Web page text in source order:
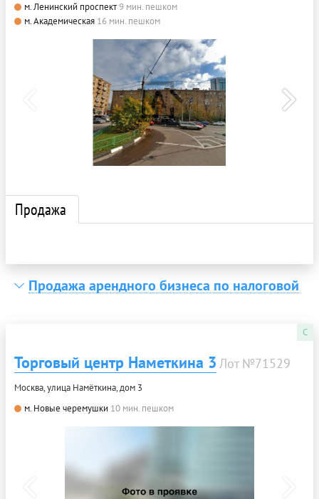
м. Ленинский проспект9 мин. пешком
м. Академическая 16 мин. пешком
Продажа
Продажа арендного бизнеса по налоговой
C
Торговый центр Наметкина 3 Лот №71529
Москва, улица Намёткина, дом 3
м. Новые черемушки 10 мин. пешком